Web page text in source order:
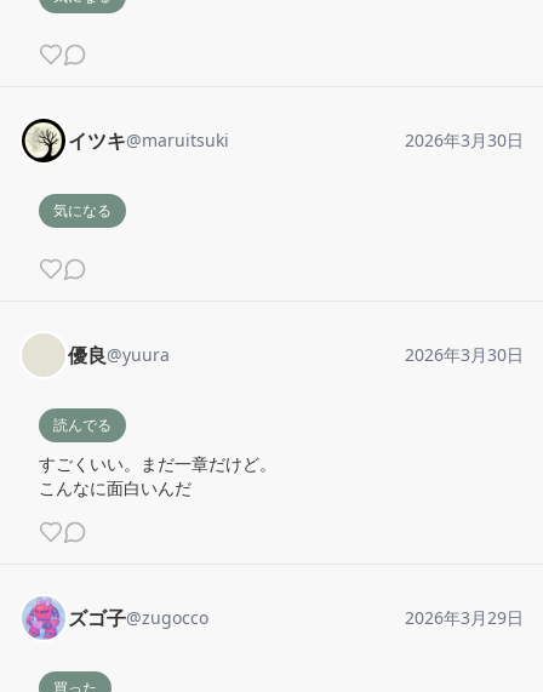
イツキ@maruitsuki 2026年3月30日
気になる
優良@yuura 2026年3月30日
読んでる
すごくいい。まだ一章だけど。
こんなに面白いんだ
ズゴ子@zugocco 2026年3月29日
買った